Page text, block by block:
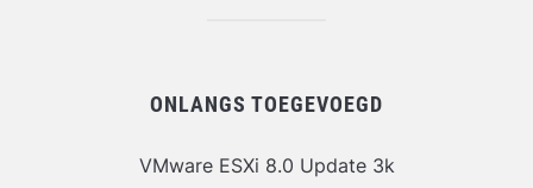
ONLANGS TOEGEVOEGD
VMware ESXi 8.0 Update 3k